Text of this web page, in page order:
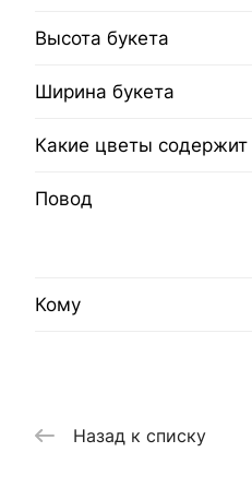
Высота букета
Ширина букета
Какие цветы содержит
Повод
Кому
Назад к списку